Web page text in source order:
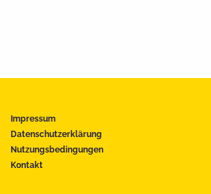
Impressum
Datenschutzerklärung
Nutzungsbedingungen
Kontakt